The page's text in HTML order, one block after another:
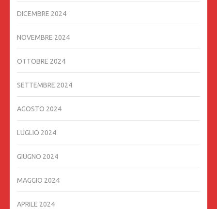
DICEMBRE 2024
NOVEMBRE 2024
OTTOBRE 2024
SETTEMBRE 2024
AGOSTO 2024
LUGLIO 2024
GIUGNO 2024
MAGGIO 2024
APRILE 2024